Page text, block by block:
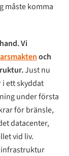
måste komma
Vi
och
Just nu
i ett skyddat
under första
för bränsle,
datacenter,
vid liv.
infrastruktur